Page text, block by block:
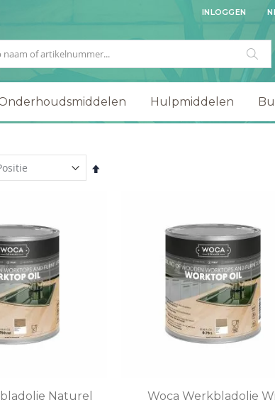
INLOGGEN
Hulpmiddelen
Van
Naturel Woca Werkbladolie